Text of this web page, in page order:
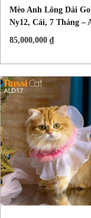
Mèo Anh Lông Dài
Ny12, Cái, 7 Tháng –
85,000,000 ₫